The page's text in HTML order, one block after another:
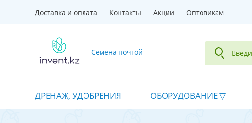
Доставка и оплата Контакты Акции Оптовикам
Семена почтой
ДРЕНАЖ, УДОБРЕНИЯ ОБОРУДОВАНИЕ